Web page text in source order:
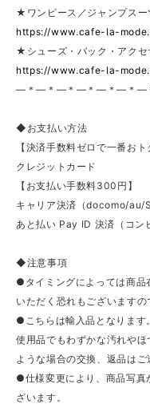
★ワンピース／ジャンプス
https://www.cafe-la-
★シューズ・バック・アク
https://www.cafe-la-
—＊—＊—＊—＊—＊—＊—
◆お支払い方法
【決済手数料ゼロで一番おト
クレジットカード
【お支払い手数料300円】
キャリア決済（docomo/au/
あと払い Pay ID 決済（コン
◆注意事項
●タイミングによっては商品
いただく恐れもございますの
●こちらは輸入品となります
使用品でもわずかな汚れや
ような場合の交換、返品はご
●仕様変更により、商品写真
ざいます。